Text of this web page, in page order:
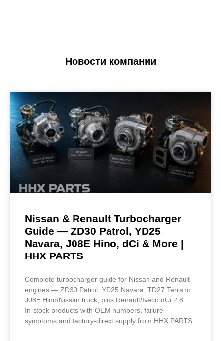
Новости компании
Nissan & Renault Turbocharger
Guide — ZD30 Patrol, YD25
Navara, J08E Hino, dCi & More |
HHX PARTS
Complete turbocharger guide for Nissan and Renault
engines — ZD30 Patrol, YD25 Navara, TD27 Terrano,
J08E Hino/Nissan truck, plus Renault/Iveco dCi 2.8L.
In-stock products with OEM numbers, failure
symptoms and factory-direct supply from HHX PARTS.